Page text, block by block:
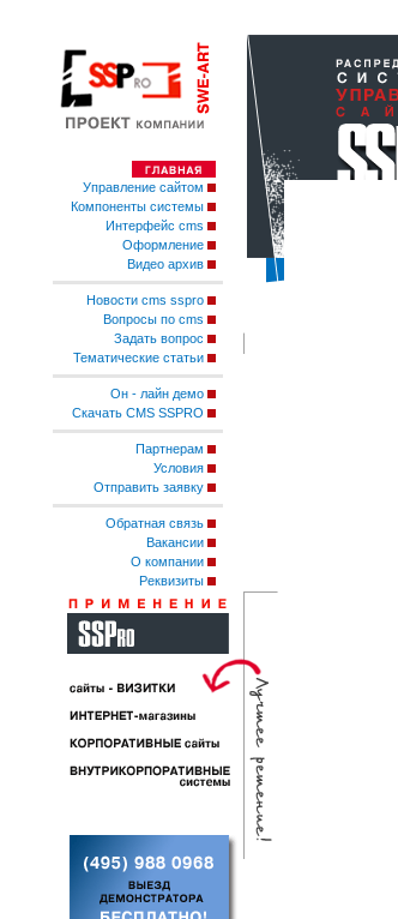
Управление сайтом
Компоненты системы
Интерфейс cms
Оформление
Видео архив
Новости cms sspro
Вопросы по cms
Задать вопрос
Тематические статьи
Он - лайн демо
Скачать CMS SSPRO
Партнерам
Условия
Отправить заявку
Обратная связь
Вакансии
О компании
Реквизиты